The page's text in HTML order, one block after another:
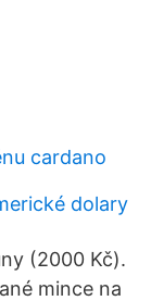
cardano
dolary
(2000 Kč).
mince na